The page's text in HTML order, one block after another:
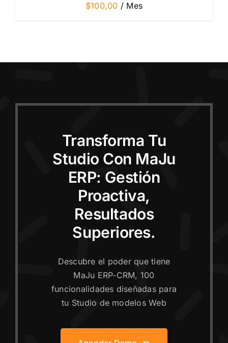
$100,00 / Mes
Transforma Tu
Studio Con MaJu
ERP: Gestión
Proactiva,
Resultados
Superiores.
Descubre el poder que tiene
MaJu ERP-CRM, 100
funcionalidades diseñadas para
tu Studio de modelos Web